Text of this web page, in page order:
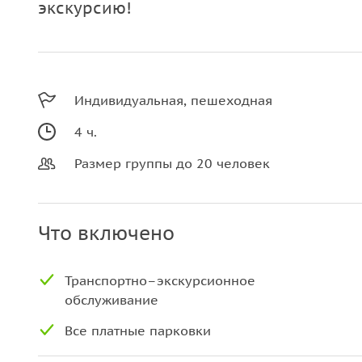
экскурсию!
Индивидуальная, пешеходная
4 ч.
Размер группы до 20 человек
Что включено
Транспортно–экскурсионное
обслуживание
Все платные парковки